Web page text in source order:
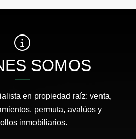
SOMOS
en propiedad raíz: venta,
permuta, avalúos y
inmobiliarios.